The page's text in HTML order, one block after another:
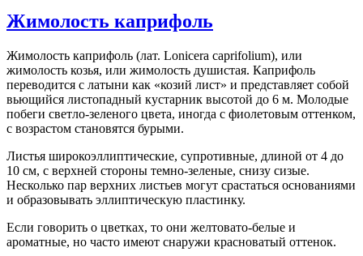
Жимолость каприфоль
Жимолость каприфоль (лат. Lonicera caprifolium), или
жимолость козья, или жимолость душистая. Каприфоль
переводится с латыни как «козий лист» и представляет собой
вьющийся листопадный кустарник высотой до 6 м. Молодые
побеги светло-зеленого цвета, иногда с фиолетовым оттенком,
с возрастом становятся бурыми.
Листья широкоэллиптические, супротивные, длиной от 4 до
10 см, с верхней стороны темно-зеленые, снизу сизые.
Несколько пар верхних листьев могут срастаться основаниями
и образовывать эллиптическую пластинку.
Если говорить о цветках, то они желтовато-белые и
ароматные, но часто имеют снаружи красноватый оттенок.